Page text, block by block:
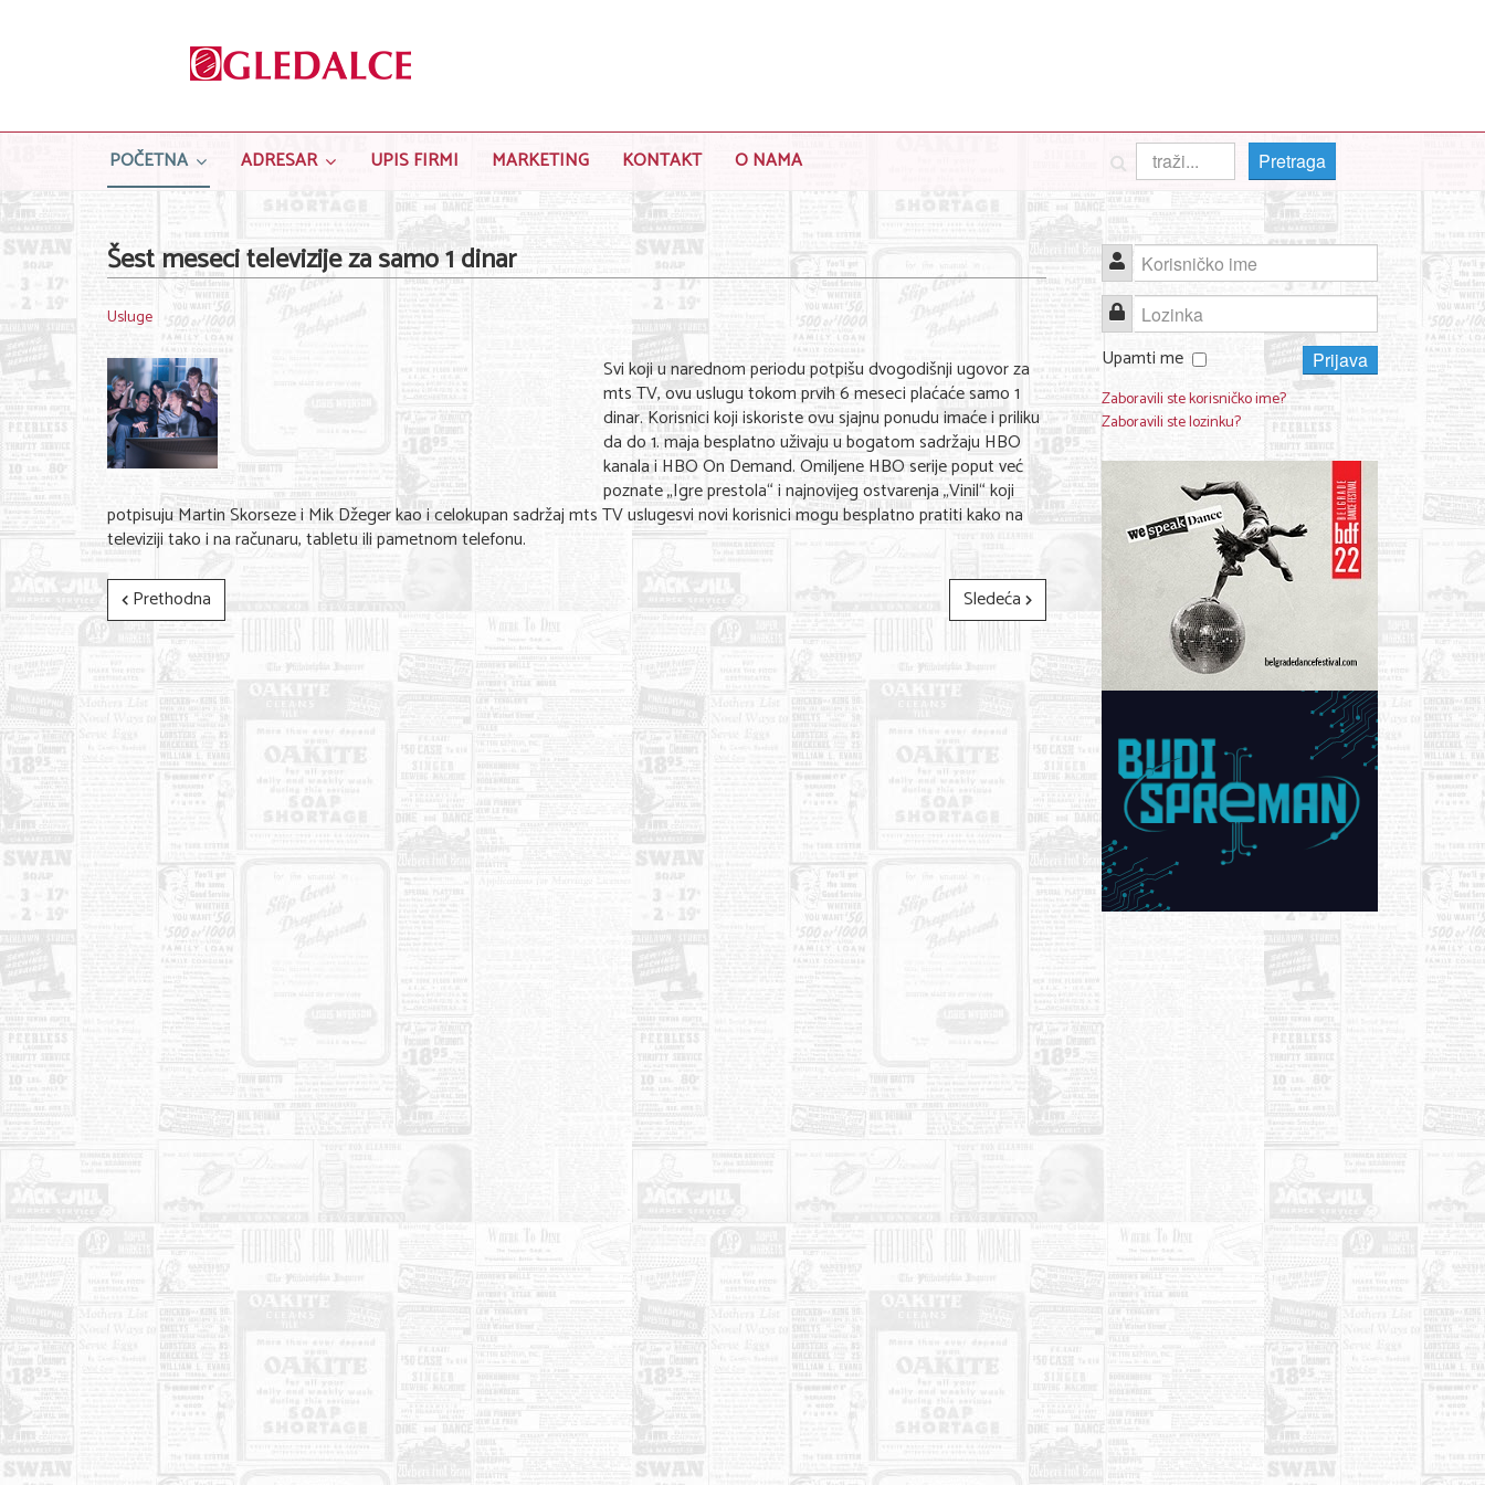
POČETNA ADRESAR UPIS FIRMI MARKETING KONTAKT O NAMA Pretraga
Šest meseci televizije za samo 1 dinar
Usluge
Svi koji u narednom periodu potpišu dvogodišnji ugovor za
mts TV, ovu uslugu tokom prvih 6 meseci plaćaće samo 1
dinar. Korisnici koji iskoriste ovu sjajnu ponudu imaće i priliku
da do 1. maja besplatno uživaju u bogatom sadržaju HBO
kanala i HBO On Demand. Omiljene HBO serije poput već
poznate „Igre prestola“ i najnovijeg ostvarenja „Vinil“ koji
potpisuju Martin Skorseze i Mik Džeger kao i celokupan sadržaj mts TV uslugesvi novi korisnici mogu besplatno pratiti kako na
televiziji tako i na računaru, tabletu ili pametnom telefonu.
Prethodna
Sledeća
Korisničko ime
Lozinka
Upamti me
Prijava
Zaboravili ste korisničko ime?
Zaboravili ste lozinku?